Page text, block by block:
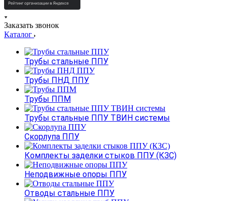
Заказать звонок
Каталог
Трубы стальные ППУ
Трубы ПНД ППУ
Трубы ППМ
Трубы стальные ППУ ТВИН системы
Скорлупа ППУ
Комплекты заделки стыков ППУ (КЗС)
Неподвижные опоры ППУ
Отводы стальные ППУ